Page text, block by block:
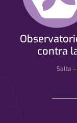
contra
Salta